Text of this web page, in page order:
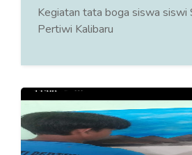
Kegiatan tata boga siswa siswi
Pertiwi Kalibaru